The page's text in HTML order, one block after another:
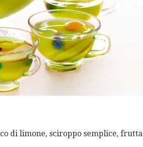
di limone, sciroppo semplice, frutta